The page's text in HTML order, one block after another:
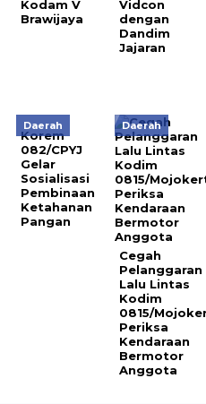
Kodam V
Brawijaya
Vidcon
dengan
Dandim
Jajaran
Daerah
Korem
082/CPYJ
Gelar
Sosialisasi
Pembinaan
Ketahanan
Pangan
Daerah
Cegah
Pelanggaran
Lalu Lintas
Kodim
0815/
Periksa
Kendaraan
Bermotor
Anggota